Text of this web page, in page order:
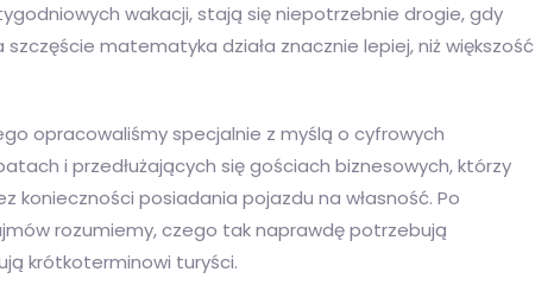
wakacji, stają się niepotrzebnie drogie, gdy
szczęście matematyka działa znacznie lepiej, niż większość
opracowaliśmy specjalnie z myślą o cyfrowych
i przedłużających się gościach biznesowych, którzy
posiadania pojazdu na własność. Po
rozumiemy, czego tak naprawdę potrzebują
krótkoterminowi turyści.